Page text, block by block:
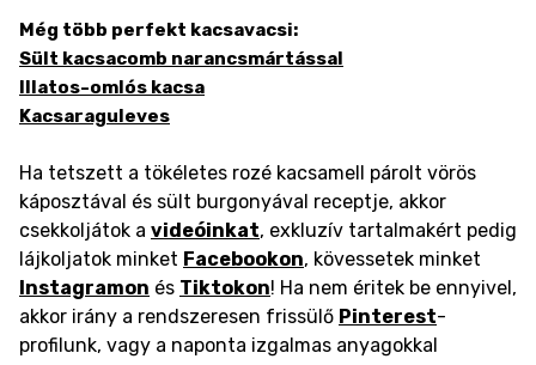
Még több perfekt kacsavacsi:
Sült kacsacomb narancsmártással
Illatos-omlós kacsa
Kacsaraguleves
Ha tetszett a tökéletes rozé kacsamell párolt vörös
káposztával és sült burgonyával receptje, akkor
csekkoljátok a videóinkat, exkluzív tartalmakért pedig
lájkoljatok minket Facebookon, kövessetek minket
Instagramon és Tiktokon! Ha nem éritek be ennyivel,
akkor irány a rendszeresen frissülő Pinterest-
profilunk, vagy a naponta izgalmas anyagokkal